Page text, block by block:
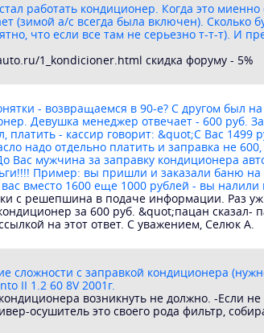
работать кондиционер. Когда это
(зимой а/с всегда была включен).
что если все там не серьезно т-т-т). И
1_kondicioner.html скидка форуму - 5%
- возвращаемся в 90-е? С другом был
Девушка менеджер отвечает - 600 руб.
платить - кассир говорит: &quot;С Вас
надо отдельно платить и заправка не
Вас мужчина за заправку кондиционера
Пример: вы пришли и заказали баню
вместо 1600 еще 1000 рублей - вы
с решепшина в подаче информации. Раз
за 600 руб. &quot;пацан сказал-
на этот ответ. С уважением, Селюк А.
сложности с заправкой кондиционера
II 1.2 60 8V 2001г.
возникнуть не должно. -Если
осушитель это своего рода фильтр,